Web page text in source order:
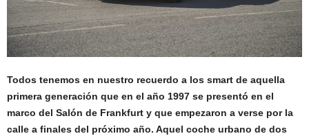
Todos tenemos en nuestro recuerdo a los smart de aquella
primera generación que en el año 1997 se presentó en el
marco del Salón de Frankfurt y que empezaron a verse por la
calle a finales del próximo año. Aquel coche urbano de dos